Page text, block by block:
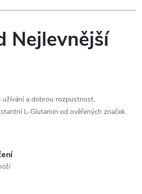
Nejlevnější
užívání a dobrou rozpustnost,
L-Glutamin od ověřených značek.